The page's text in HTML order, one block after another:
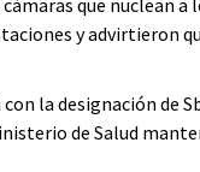
que nuclean
y advirtieron
la designación de
de Salud